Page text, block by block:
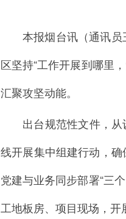
本报烟台讯（通讯
区坚持“工作开展到哪里
汇聚攻坚动能。
出台规范性文件，
线开展集中组建行动，
党建与业务同步部署“三
工地板房、项目现场，开